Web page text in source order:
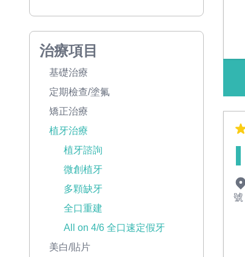
治療項目
基礎治療
定期檢查/塗氟
矯正治療
植牙治療
植牙諮詢
微創植牙
多顆缺牙
全口重建
All on 4/6 全口速定假牙
美白/貼片
號